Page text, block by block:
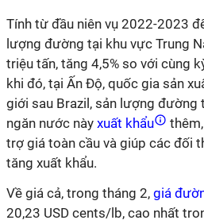
Tính từ đầu niên vụ 2022-2023
lượng đường tại khu vực Trung
triệu tấn, tăng 4,5% so với cùng
khi đó, tại Ấn Độ, quốc gia sản
giới sau Brazil, sản lượng
ngăn nước này xuất khẩu
trợ giá toàn cầu và giúp các đối
tăng xuất khẩu.
Về giá cả, trong tháng 2, giá
20,23 USD cents/lb, cao nhất